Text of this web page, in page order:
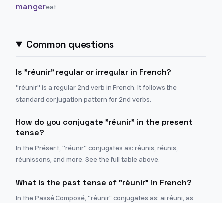
mangereat
Common questions
Is "réunir" regular or irregular in French?
"réunir" is a regular 2nd verb in French. It follows the
standard conjugation pattern for 2nd verbs.
How do you conjugate "réunir" in the present
tense?
In the Présent, "réunir" conjugates as: réunis, réunis,
réunissons, and more. See the full table above.
What is the past tense of "réunir" in French?
In the Passé Composé, "réunir" conjugates as: ai réuni, as